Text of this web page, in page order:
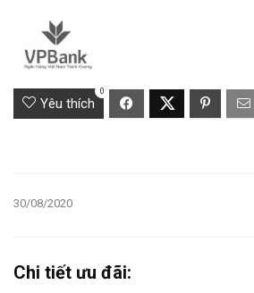
Yêu thích
0
30/08/2020
Chi tiết ưu đãi: